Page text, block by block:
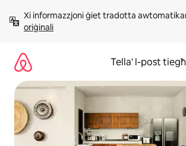
għall-
kontenut
Xi informazzjoni ġiet tradotta
oriġinali
Tella' l-post